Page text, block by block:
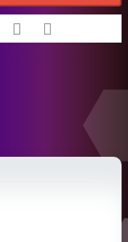
WhatsApp
E-posta